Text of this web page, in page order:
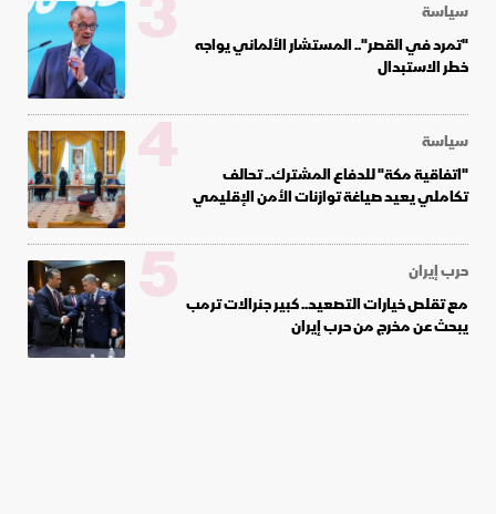
سياسة
"تمرد في القصر".. المستشار الألماني يواجه
خطر الاستبدال
سياسة
"اتفاقية مكة" للدفاع المشترك.. تحالف
تكاملي يعيد صياغة توازنات الأمن الإقليمي 4
حرب إيران
مع تقلص خيارات التصعيد.. كبير جنرالات ترمب
يبحث عن مخرج من حرب إيران
5